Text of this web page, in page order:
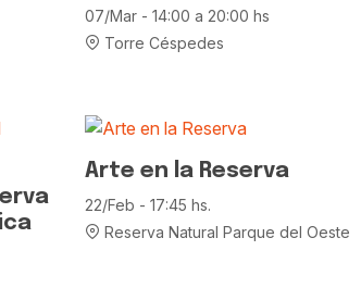
07/Mar - 14:00 a 20:00 hs
Torre Céspedes
Arte en la Reserva
22/Feb - 17:45 hs.
Reserva Natural Parque del Oeste